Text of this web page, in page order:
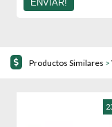
Productos Similares >